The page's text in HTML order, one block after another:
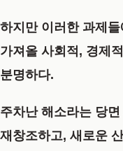
하지만 이러한 과제
가져올 사회적, 경제
분명하다.
주차난 해소라는 당
재창조하고, 새로운